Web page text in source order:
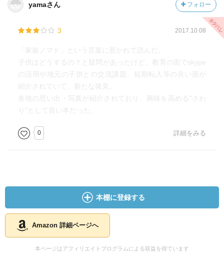
yamaさん フォロー
3 2017.10.08
「家族ノマド」という言葉に惹かれて読んだ。
子供はどうするの？と疑問があったけど、教育の面でskype
の活用や地元の子供との交流課題、短期転入等の良い面が
紹介されていて、新たな発見。
各地の思い出・写真が紹介されており、興味を高める"さわ
り"として良い本だった。
0 詳細をみる
本棚に登録する
Amazon 詳細ページへ
本ページはアフィリエイトプログラムによる収益を得ています